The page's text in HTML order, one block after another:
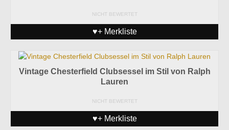
NICHT BEWERTET
♥+ Merkliste
Vintage Chesterfield Clubsessel im Stil von Ralph
Lauren
NICHT BEWERTET
♥+ Merkliste